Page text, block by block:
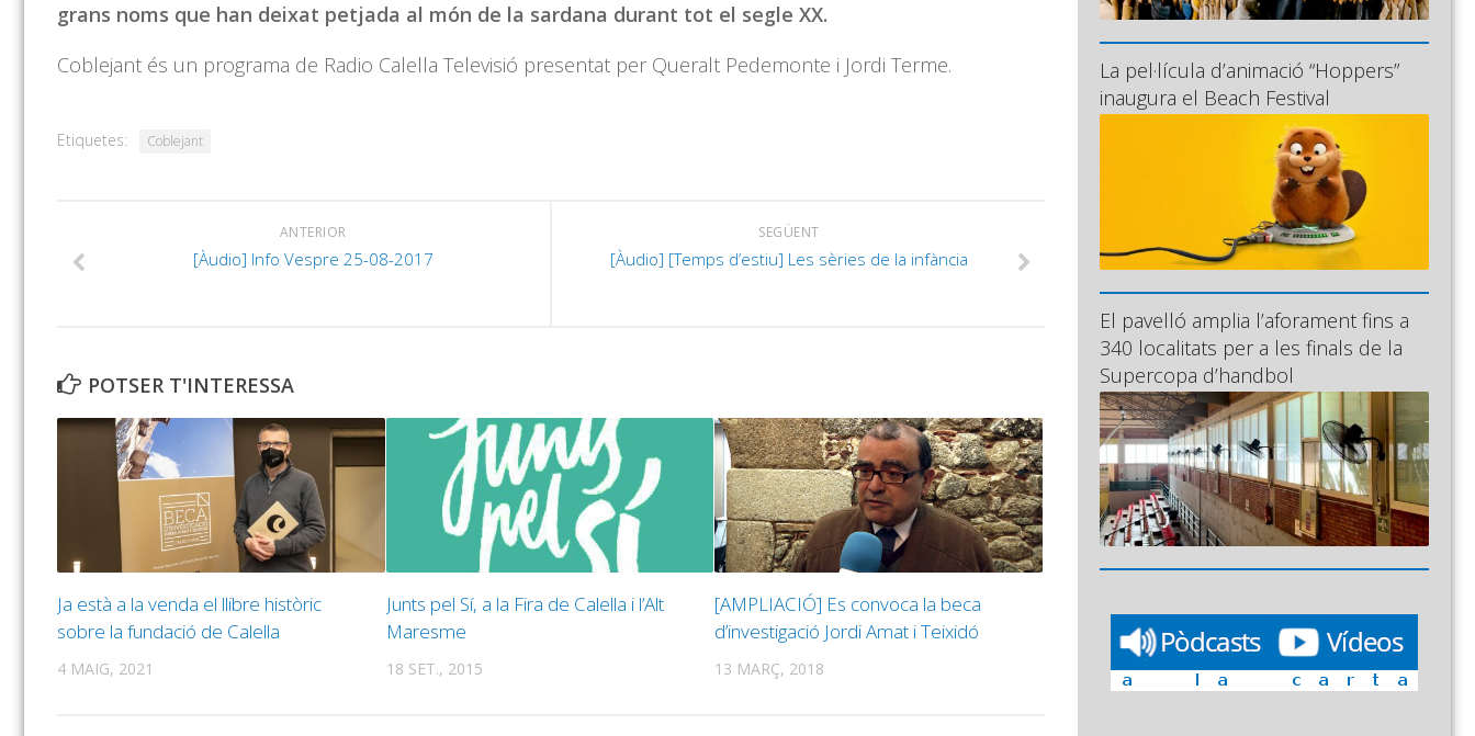
grans noms que han deixat petjada al món de la sardana durant tot el segle XX.
Coblejant és un programa de Radio Calella Televisió presentat per Queralt Pedemonte i Jordi Terme.
Etiquetes: Coblejant
SEGÜENT
[Àudio] [Temps d’estiu] Les sèries de la infància
ANTERIOR
[Àudio] Info Vespre 25-08-2017
POTSER T'INTERESSA
Ja està a la venda el llibre històric
sobre la fundació de Calella
4 MAIG, 2021
Junts pel Sí, a la Fira de Calella i l’Alt
Maresme
18 SET., 2015
[AMPLIACIÓ] Es convoca la beca
d’investigació Jordi Amat i Teixidó
13 MARÇ, 2018
La pel·lícula d’animació “Hoppers”
inaugura el Beach Festival
El pavelló amplia l’aforament fins a
340 localitats per a les finals de la
Supercopa d’handbol